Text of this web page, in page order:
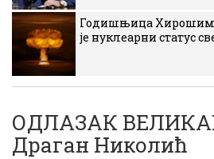
Годишњица Хирошиме
је нуклеарни статус
ОДЛАЗАК
Драган Николић